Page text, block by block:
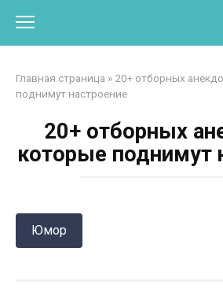
контенту
Главная страница » 20+ отборных
поднимут настроение
20+ отборных
которые поднимут
Юмор